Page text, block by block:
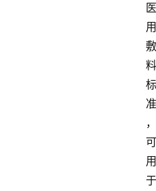
医
用
敷
料
标
准
，
可
用
于